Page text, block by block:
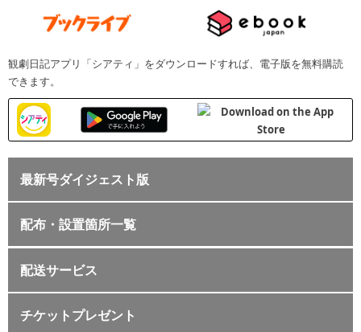
観劇日記アプリ「シアティ」をダウンロードすれば、電子版を無料購読
できます。
最新号ダイジェスト版
配布・設置箇所一覧
配送サービス
チケットプレゼント